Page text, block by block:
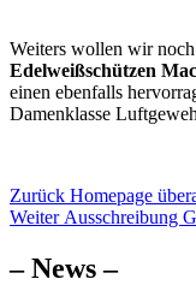
Weiters wollen wir noch
Edelweißschützen
einen ebenfalls
Damenklasse
Zurück Vorheriger
Beitrag:
Homepage
Weiter Nächster
Ausschreibung
– News –